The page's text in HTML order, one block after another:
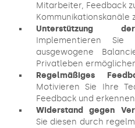
Mitarbeiter, Feedback
Kommunikationskanäle
Unterstützung
Implementieren
ausgewogene
Privatleben
Regelmäßiges
Motivieren Sie Ihre
Feedback und
Widerstand gegen
Sie diesen durch